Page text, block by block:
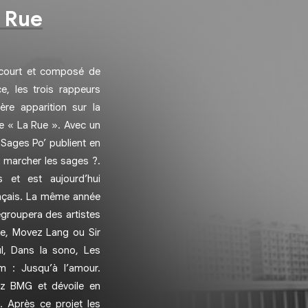
et composé de
les trois rappeurs
apparition sur la
« La Rue ». Avec un
Po’ publient en
les sages ?.
et est aujourd’hui
La même année
des artistes
Movez Lang ou Sir
Dans la sono, Les
: Jusqu’à l’amour.
BMG et dévoile en
Après ce projet les